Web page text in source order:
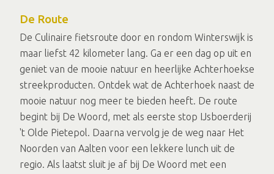
De Route
De Culinaire fietsroute door en rondom Winterswijk is
maar liefst 42 kilometer lang. Ga er een dag op uit en
geniet van de mooie natuur en heerlijke Achterhoekse
streekproducten. Ontdek wat de Achterhoek naast de
mooie natuur nog meer te bieden heeft. De route
begint bij De Woord, met als eerste stop IJsboerderij
't Olde Pietepol. Daarna vervolg je de weg naar Het
Noorden van Aalten voor een lekkere lunch uit de
regio. Als laatst sluit je af bij De Woord met een